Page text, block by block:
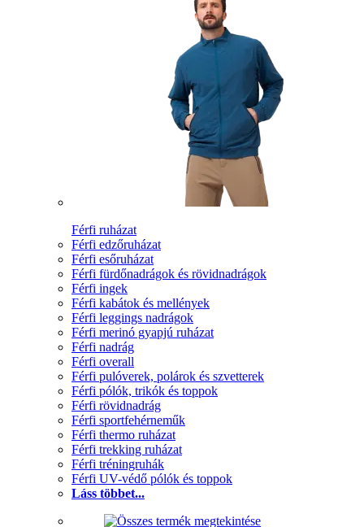
Férfi ruházat
Férfi edzőruházat
Férfi esőruházat
Férfi fürdőnadrágok és rövidnadrágok
Férfi ingek
Férfi kabátok és mellények
Férfi leggings nadrágok
Férfi merinó gyapjú ruházat
Férfi nadrág
Férfi overall
Férfi pulóverek, polárok és szvetterek
Férfi pólók, trikók és toppok
Férfi rövidnadrág
Férfi sportfehérneműk
Férfi thermo ruházat
Férfi trekking ruházat
Férfi tréningruhák
Férfi UV-védő pólók és toppok
Láss többet...